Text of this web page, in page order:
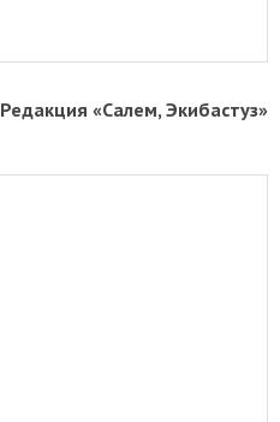
Редакция «Салем, Экибастуз»